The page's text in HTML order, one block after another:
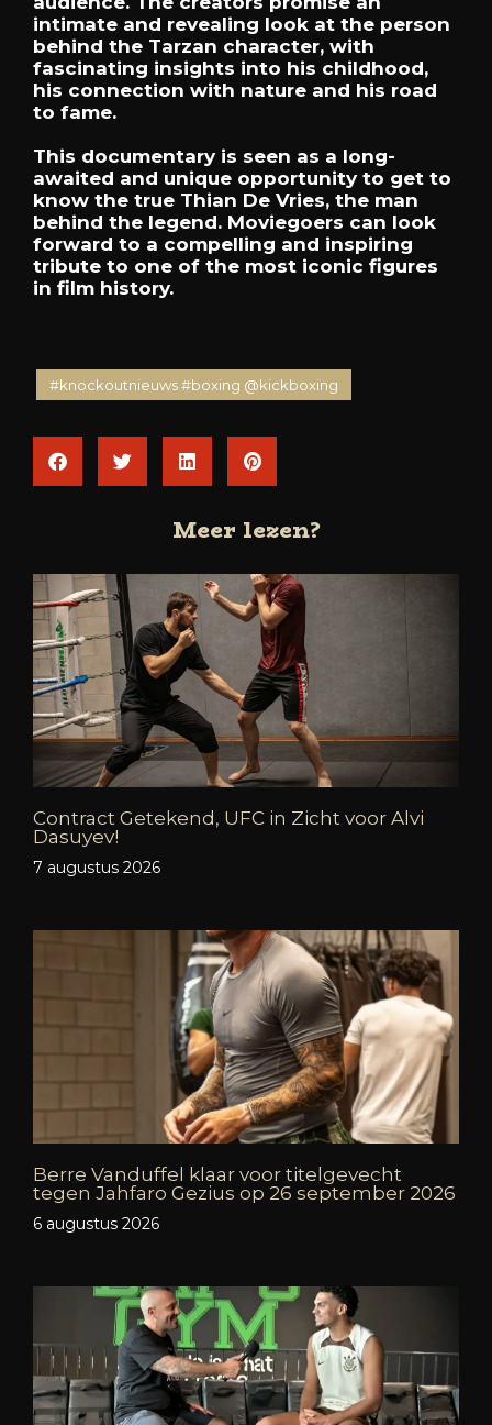
intimate and revealing look at the person
behind the Tarzan character, with
fascinating insights into his childhood,
his connection with nature and his road
to fame.
This documentary is seen as a long-
awaited and unique opportunity to get to
know the true Thian De Vries, the man
behind the legend. Moviegoers can look
forward to a compelling and inspiring
tribute to one of the most iconic figures
in film history.
#knockoutnieuws #boxing @kickboxing
Meer lezen?
Contract Getekend, UFC in Zicht voor Alvi
Dasuyev!
7 augustus 2026
Berre Vanduffel klaar voor titelgevecht
tegen Jahfaro Gezius op 26 september 2026
6 augustus 2026